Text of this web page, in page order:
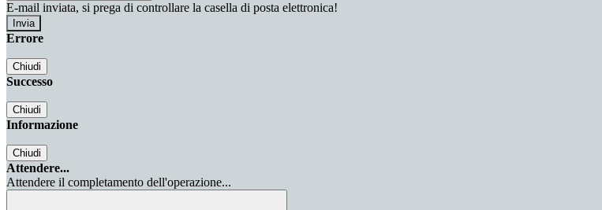
E-mail inviata, si prega di controllare la casella di posta elettronica!
Errore
Chiudi
Successo
Chiudi
Informazione
Chiudi
Attendere...
Attendere il completamento dell'operazione...